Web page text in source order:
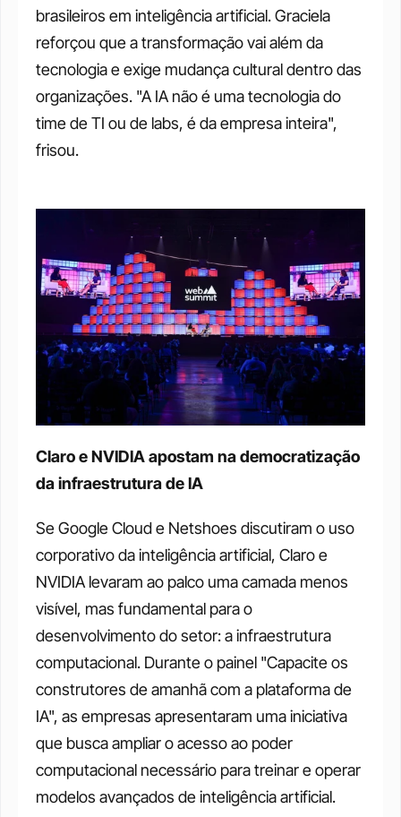
brasileiros em inteligência artificial. Graciela
reforçou que a transformação vai além da
tecnologia e exige mudança cultural dentro das
organizações. "A IA não é uma tecnologia do
time de TI ou de labs, é da empresa inteira",
frisou.
Claro e NVIDIA apostam na democratização
da infraestrutura de IA
Se Google Cloud e Netshoes discutiram o uso
corporativo da inteligência artificial, Claro e
NVIDIA levaram ao palco uma camada menos
visível, mas fundamental para o
desenvolvimento do setor: a infraestrutura
computacional. Durante o painel "Capacite os
construtores de amanhã com a plataforma de
IA", as empresas apresentaram uma iniciativa
que busca ampliar o acesso ao poder
computacional necessário para treinar e operar
modelos avançados de inteligência artificial.